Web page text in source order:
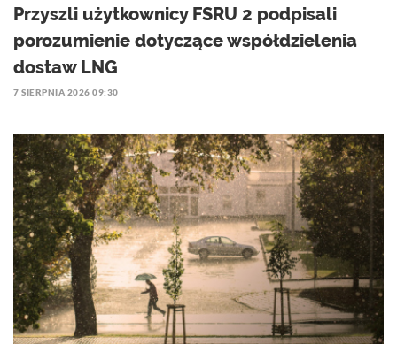
Przyszli użytkownicy FSRU 2 podpisali
porozumienie dotyczące współdzielenia
dostaw LNG
7 SIERPNIA 2026 09:30